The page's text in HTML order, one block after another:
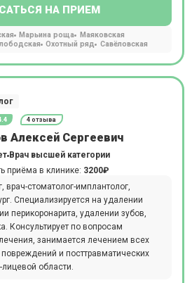
НА ПРИЕМ
Марьина роща
Маяковская
Охотный ряд Савёловская
4 отзыва
Алексей Сергеевич
Врач высшей категории
приёма в клинике: 3200₽
врач-стоматолог-имплантолог,
Специализируется на удалении
перикоронарита, удалении зубов,
Консультирует по вопросам
занимается лечением всех
и посттравматических
области.